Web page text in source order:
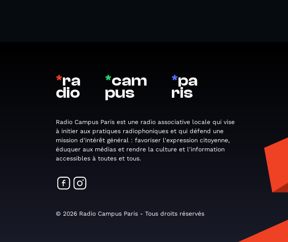
*ra
dio
*cam
pus
*pa
ris
Radio Campus Paris est une radio associative locale qui vise
à initier aux pratiques radiophoniques et qui défend une
mission d'intérêt général : favoriser l'expression citoyenne,
éduquer aux médias et rendre la culture et l'information
accessibles à toutes et tous.
© 2026 Radio Campus Paris - Tous droits réservés